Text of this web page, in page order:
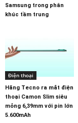
Samsung trong phân
khúc tầm trung
Điện thoại
Hãng Tecno ra mắt điện
thoại Camon Slim siêu
mỏng 6,39mm với pin lớn
5.600mAh